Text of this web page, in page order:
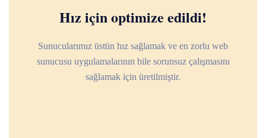
Hız için optimize edildi!
Sunucularımız üstün hız sağlamak ve en zorlu web
sunucusu uygulamalarının bile sorunsuz çalışmasını
sağlamak için üretilmiştir.